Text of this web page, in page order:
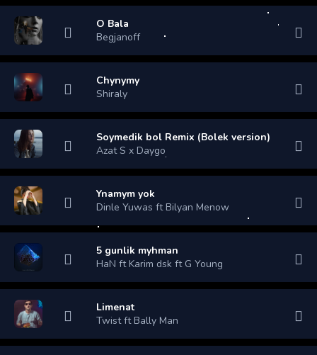
O Bala
Begjanoff
Chynymy
Shiraly
Soymedik bol Remix (Bolek version)
Azat S x Daygo
Ynamym yok
Dinle Yuwas ft Bilyan Menow
5 gunlik myhman
HaN ft Karim dsk ft G Young
Limenat
Twist ft Bally Man